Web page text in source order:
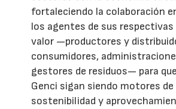
fortaleciendo la colaboración
los agentes de sus respectivas
valor —productores y
consumidores,
gestores de residuos— para
Genci sigan siendo motores de
sostenibilidad y